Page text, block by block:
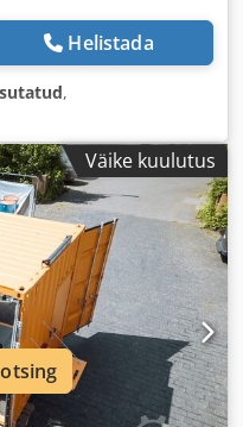
Helistada
,
Väike kuulutus